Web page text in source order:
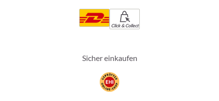
Click & Collect
Sicher einkaufen